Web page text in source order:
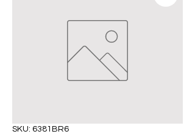
SKU: 6381BR6